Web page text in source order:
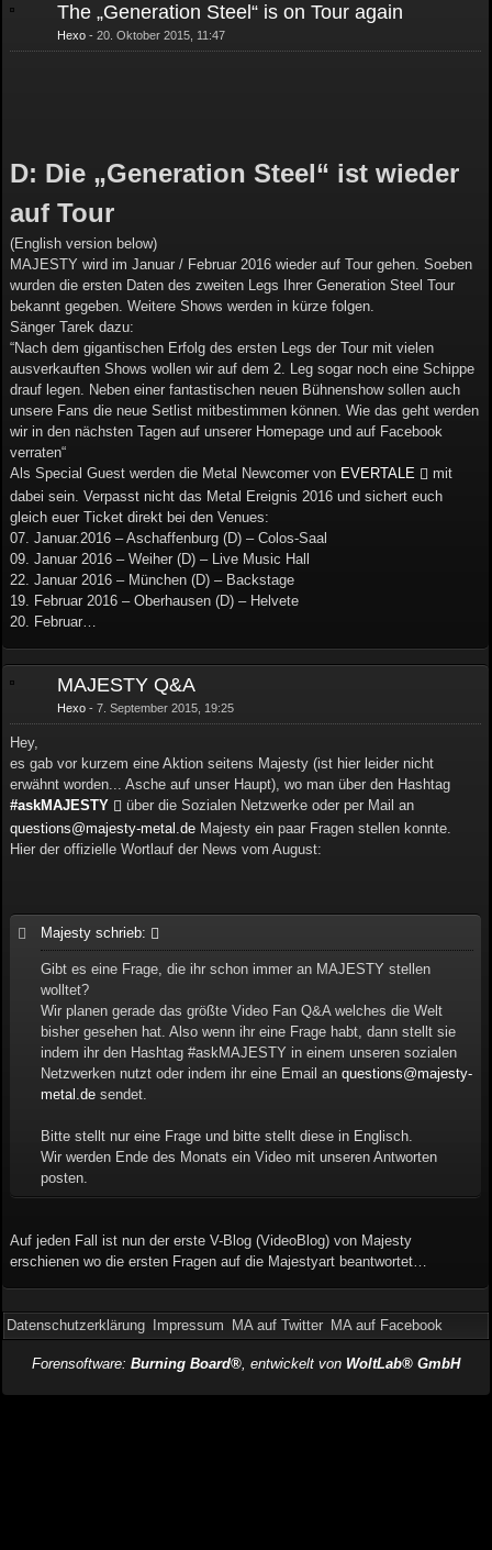
The „Generation Steel“ is on Tour again
Hexo 20. Oktober 2015, 11:47
D: Die „Generation Steel“ ist wieder
auf Tour
(English version below)
MAJESTY wird im Januar / Februar 2016 wieder auf Tour gehen. Soeben
wurden die ersten Daten des zweiten Legs Ihrer Generation Steel Tour
bekannt gegeben. Weitere Shows werden in kürze folgen.
Sänger Tarek dazu:
“Nach dem gigantischen Erfolg des ersten Legs der Tour mit vielen
ausverkauften Shows wollen wir auf dem 2. Leg sogar noch eine Schippe
drauf legen. Neben einer fantastischen neuen Bühnenshow sollen auch
unsere Fans die neue Setlist mitbestimmen können. Wie das geht werden
wir in den nächsten Tagen auf unserer Homepage und auf Facebook
verraten“
Als Special Guest werden die Metal Newcomer von EVERTALE
mit
dabei sein. Verpasst nicht das Metal Ereignis 2016 und sichert euch
gleich euer Ticket direkt bei den Venues:
07. Januar.2016 – Aschaffenburg (D) – Colos-Saal
09. Januar 2016 – Weiher (D) – Live Music Hall
22. Januar 2016 – München (D) – Backstage
19. Februar 2016 – Oberhausen (D) – Helvete
20. Februar…
MAJESTY Q&A
Hexo 7. September 2015, 19:25
Hey,
es gab vor kurzem eine Aktion seitens Majesty (ist hier leider nicht
erwähnt worden... Asche auf unser Haupt), wo man über den Hashtag
#‎askMAJESTY
über die Sozialen Netzwerke oder per Mail an
questions@majesty-metal.de Majesty ein paar Fragen stellen konnte.
Hier der offizielle Wortlauf der News vom August:
Majesty schrieb:
Gibt es eine Frage, die ihr schon immer an MAJESTY stellen
wolltet?
Wir planen gerade das größte Video Fan Q&A welches die Welt
bisher gesehen hat. Also wenn ihr eine Frage habt, dann stellt sie
indem ihr den Hashtag ‪#‎askMAJESTY in einem unseren sozialen
Netzwerken nutzt oder indem ihr eine Email anquestions@majesty-
metal.de sendet.
Bitte stellt nur eine Frage und bitte stellt diese in Englisch.
Wir werden Ende des Monats ein Video mit unseren Antworten
posten.
Auf jeden Fall ist nun der erste V-Blog (VideoBlog) von Majesty
erschienen wo die ersten Fragen auf die Majestyart beantwortet…
Datenschutzerklärung Impressum MA auf Twitter MA auf Facebook
Forensoftware: Burning Board®, entwickelt von WoltLab® GmbH